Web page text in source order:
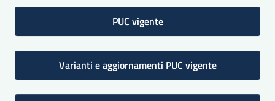
PUC vigente
Varianti e aggiornamenti PUC vigente